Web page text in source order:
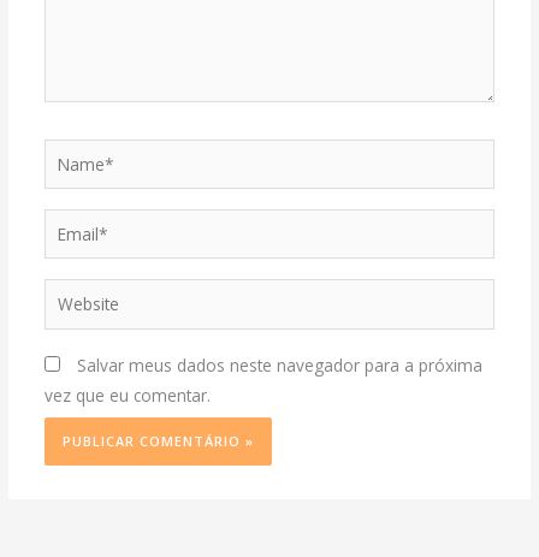
Email*
Website
Salvar meus dados neste navegador para a próxima
vez que eu comentar.